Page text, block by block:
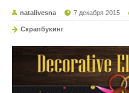
natalivesna 7 декабря 2015
Скрапбукинг